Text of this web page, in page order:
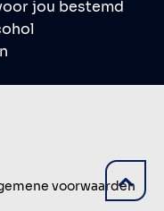
jou bestemd
voorwaarden